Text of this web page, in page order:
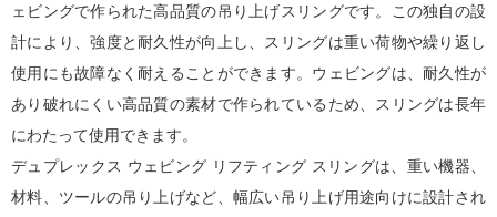
ェビングで作られた高品質の吊り上げスリングです。この独自の設
計により、強度と耐久性が向上し、スリングは重い荷物や繰り返し
使用にも故障なく耐えることができます。ウェビングは、耐久性が
あり破れにくい高品質の素材で作られているため、スリングは長年
にわたって使用できます。
デュプレックス ウェビング リフティング スリングは、重い機器、
材料、ツールの吊り上げなど、幅広い吊り上げ用途向けに設計され